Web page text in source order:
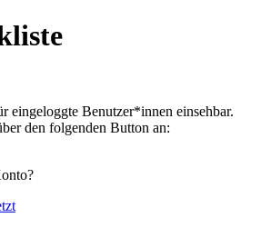
eingeloggte Benutzer*innen einsehbar.
den folgenden Button an: